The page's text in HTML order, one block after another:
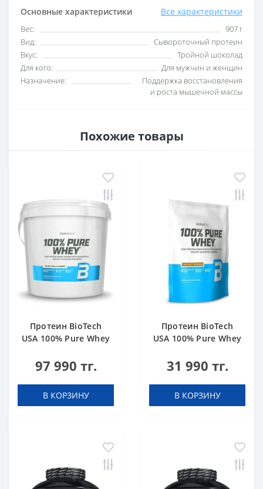
Основные характеристики Все характеристики
Вес:
907 г
Вид:
Сывороточный протеин
Вкус:
Тройной шоколад
Для кого:
Для мужчин и женщин
Назначение:
Поддержка восстановления
и роста мышечной массы
Похожие товары
Протеин BioTech
USA 100% Pure Whey
g
97 990 тг.
В КОРЗИНУ
Протеин BioTech
USA 100% Pure Whey
31 990 тг.
В КОРЗИНУ